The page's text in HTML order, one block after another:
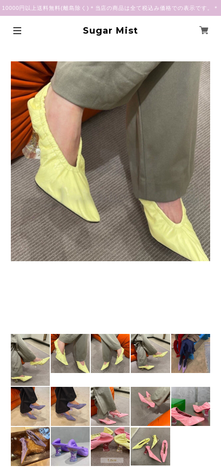
10000円以上送料無料(離島除く)＊当店の商品は全て税込み価格での表示です。＊
Sugar Mist